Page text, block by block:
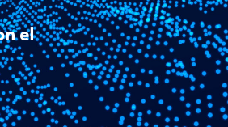
el